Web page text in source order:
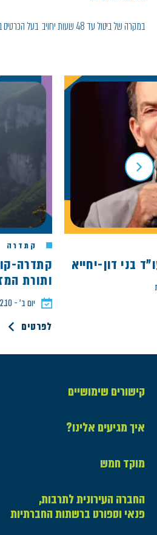
במקרה של ביטול עד 48 שעות יחויב בעל הכרטיס בחיוב מלא
דון-יחייא
קתדרה
ותורת המזרח
יום ב׳ - 12.10, 18:00
לפרטים
קישורים שימושיים
איך מגיעים אלינו?
מוקד חמש
החברה העירונית לתרבות,
פנאי וספורט ברשתות החברתיות